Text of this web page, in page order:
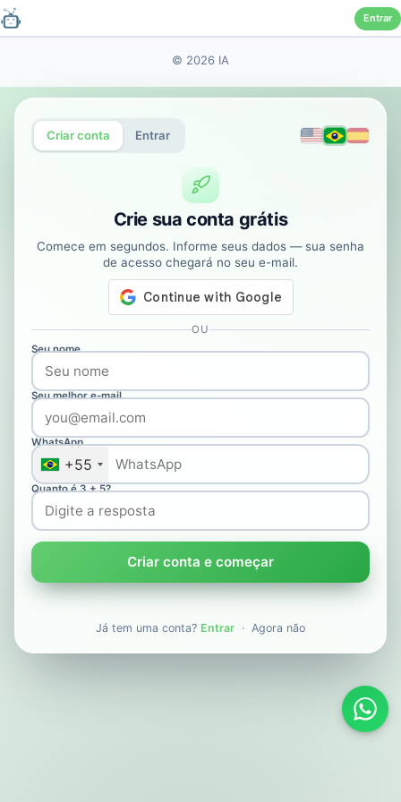
Entrar
o
conteúdo
© 2026 IA
Criar conta Entrar
Crie sua conta grátis
Comece em segundos. Informe seus dados — sua senha
de acesso chegará no seu e-mail.
OU
Seu nome
Seu melhor e-mail
WhatsApp
+55
Quanto é 3 + 5?
Criar conta e começar
Já tem uma conta? Entrar · Agora não